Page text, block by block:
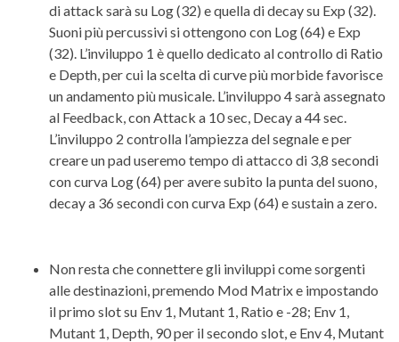
di attack sarà su Log (32) e quella di decay su Exp (32).
Suoni più percussivi si ottengono con Log (64) e Exp
(32). L’inviluppo 1 è quello dedicato al controllo di Ratio
e Depth, per cui la scelta di curve più morbide favorisce
un andamento più musicale. L’inviluppo 4 sarà assegnato
al Feedback, con Attack a 10 sec, Decay a 44 sec.
L’inviluppo 2 controlla l’ampiezza del segnale e per
creare un pad useremo tempo di attacco di 3,8 secondi
con curva Log (64) per avere subito la punta del suono,
decay a 36 secondi con curva Exp (64) e sustain a zero.
Non resta che connettere gli inviluppi come sorgenti
alle destinazioni, premendo Mod Matrix e impostando
il primo slot su Env 1, Mutant 1, Ratio e -28; Env 1,
Mutant 1, Depth, 90 per il secondo slot, e Env 4, Mutant